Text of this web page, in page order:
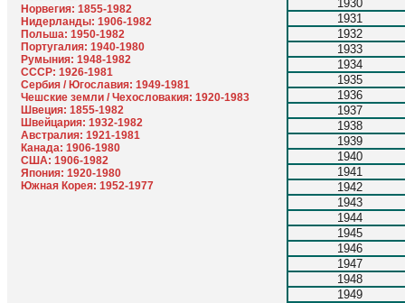
Норвегия: 1855-1982
Нидерланды: 1906-1982
Польша: 1950-1982
Португалия: 1940-1980
Румыния: 1948-1982
СССР: 1926-1981
Сербия / Югославия: 1949-1981
Чешские земли / Чехословакия: 1920-1983
Швеция: 1855-1982
Швейцария: 1932-1982
Австралия: 1921-1981
Канада: 1906-1980
США: 1906-1982
Япония: 1920-1980
Южная Корея: 1952-1977
1930
1931
1932
1933
1934
1935
1936
1937
1938
1939
1940
1941
1942
1943
1944
1945
1946
1947
1948
1949